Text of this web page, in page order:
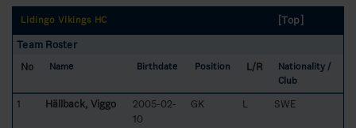
Lidingö Vikings HC
[Top]
Team Roster
No
Name Birthdate Position L/R
Nationality /
Club
1 Hällback, Viggo
2005-02-
10
GK L SWE